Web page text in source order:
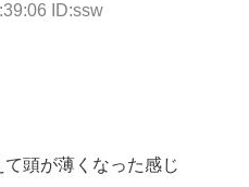
ID:ssw
頭が薄くなった感じ